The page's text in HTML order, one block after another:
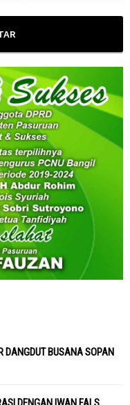
DANGDUT BUSANA SOPAN